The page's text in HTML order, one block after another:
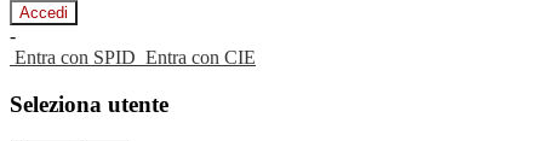
-
Entra con SPID Entra con CIE
Seleziona utente